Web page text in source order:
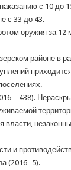
с 10 до
с 33 до 43.
оружия за
районе в
– 438).
власти,
и
(2016 -5).